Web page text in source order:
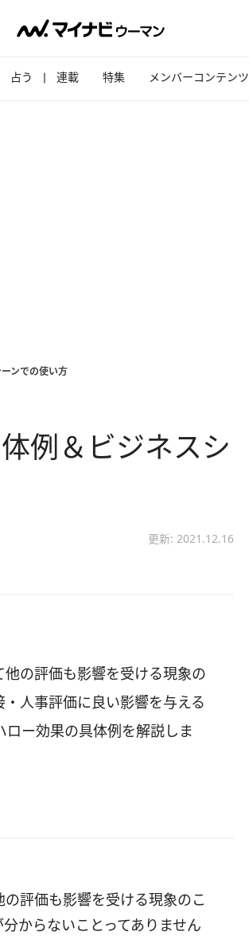
占う 連載 特集 メンバーコンテンツ
ンでの使い方
例＆ビジネスシ
更新: 2021.12.16
の評価も影響を受ける現象の
人事評価に良い影響を与える
ー効果の具体例を解説しま
評価も影響を受ける現象のこ
からないことってありません